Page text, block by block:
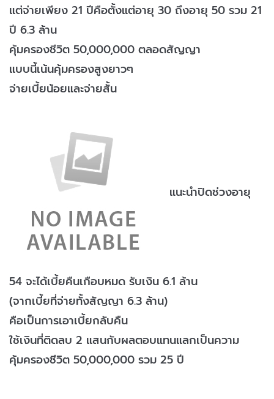
แต่จ่ายเพียง 21 ปีคือตั้งแต่อายุ 30 ถึงอายุ 50 รวม 21
ปี 6.3 ล้าน
คุ้มครองชีวิต 50,000,000 ตลอดสัญญา
แบบนี้เน้นคุ้มครองสูงยาวๆ
จ่ายเบี้ยน้อยและจ่ายสั้น
แนะนำปิดช่วงอายุ
54 จะได้เบี้ยคืนเกือบหมด รับเงิน 6.1 ล้าน
(จากเบี้ยที่จ่ายทั้งสัญญา 6.3 ล้าน)
คือเป็นการเอาเบี้ยกลับคืน
ใช้เงินที่ติดลบ 2 แสนกับผลตอบแทนแลกเป็นความ
คุ้มครองชีวิต 50,000,000 รวม 25 ปี